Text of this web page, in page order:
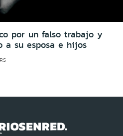
por un falso trabajo y
a su esposa e hijos